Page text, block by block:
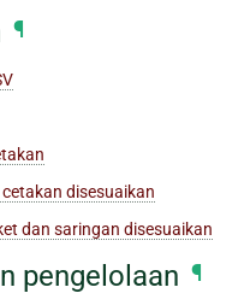
¶
disesuaikan
dan saringan disesuaikan
pengelolaan ¶